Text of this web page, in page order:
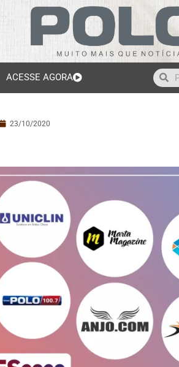
ACESSE AGORA
23/10/2020